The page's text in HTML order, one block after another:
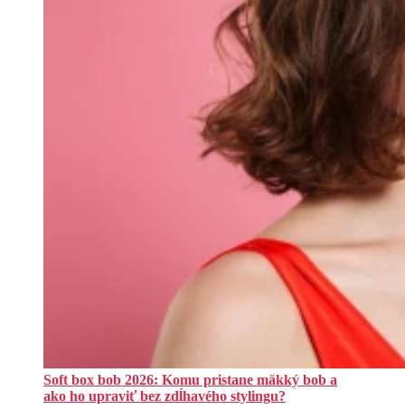
Soft box bob 2026: Komu pristane mäkký bob a
ako ho upraviť bez zdĺhavého stylingu?